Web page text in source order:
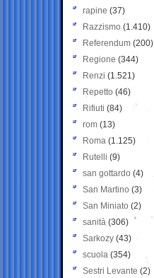
rapine (37)
Razzismo (1.410)
Referendum (200)
Regione (344)
Renzi (1.521)
Repetto (46)
Rifiuti (84)
rom (13)
Roma (1.125)
Rutelli (9)
san gottardo (4)
San Martino (3)
San Miniato (2)
sanità (306)
Sarkozy (43)
scuola (354)
Sestri Levante (2)